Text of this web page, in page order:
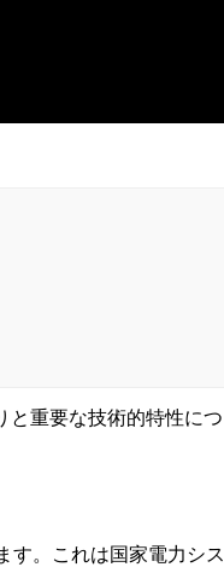
と重要な技術的特性につ
。これは国家電力シス